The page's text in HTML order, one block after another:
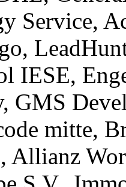
Service,
IESE,
GMS
mitte,
Allianz